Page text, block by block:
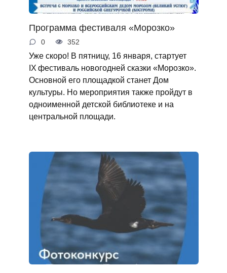
Программа фестиваля «Морозко»
0 352
Уже скоро! В пятницу, 16 января, стартует
IX фестиваль новогодней сказки «Морозко».
Основной его площадкой станет Дом
культуры. Но мероприятия также пройдут в
одноименной детской библиотеке и на
центральной площади.